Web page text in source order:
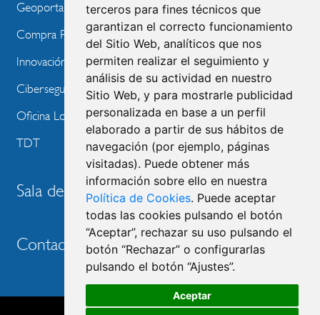
terceros para fines técnicos que
garantizan el correcto funcionamiento
del Sitio Web, analíticos que nos
permiten realizar el seguimiento y
análisis de su actividad en nuestro
Sitio Web, y para mostrarle publicidad
personalizada en base a un perfil
elaborado a partir de sus hábitos de
navegación (por ejemplo, páginas
visitadas). Puede obtener más
información sobre ello en nuestra
Política de Cookies. Puede aceptar
todas las cookies pulsando el botón
“Aceptar”, rechazar su uso pulsando el
botón “Rechazar” o configurarlas
pulsando el botón “Ajustes”.
Aceptar
Geoportal
Compra Pública de Innovación
Innovación Tecnológica
Ciberseguridad
Oficina Local de Ayudas Públicas
TDT
Sala de prensa
Contacto